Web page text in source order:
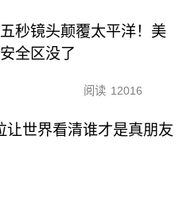
秒镜头颠覆太平洋！美
全区没了
阅读 12016
让世界看清谁才是真朋友